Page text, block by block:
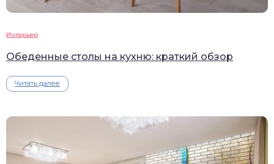
Интерьер
Обеденные столы на кухню: краткий обзор
Читать далее